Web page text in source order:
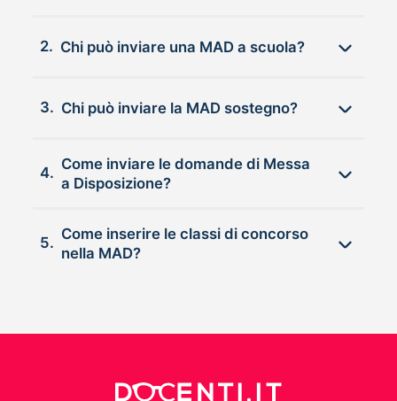
2. Chi può inviare una MAD a scuola?
3. Chi può inviare la MAD sostegno?
4.
Come inviare le domande di Messa
a Disposizione?
5.
Come inserire le classi di concorso
nella MAD?